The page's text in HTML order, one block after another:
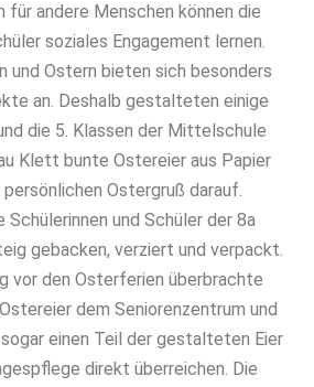
für andere Menschen können die
soziales Engagement lernen.
und Ostern bieten sich besonders
an. Deshalb gestalteten einige
die 5. Klassen der Mittelschule
Klett bunte Ostereier aus Papier
Ostergruß darauf.
Schülerinnen und Schüler der 8a
gebacken, verziert und verpackt.
vor den Osterferien überbrachte
dem Seniorenzentrum und
einen Teil der gestalteten Eier
direkt überreichen. Die